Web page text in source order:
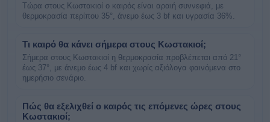
Τώρα στους Κωστακιοί ο καιρός είναι αραιή συννεφιά, με
θερμοκρασία περίπου 35°, άνεμο έως 3 bf και υγρασία 36%.
Τι καιρό θα κάνει σήμερα στους Κωστακιοί;
Σήμερα στους Κωστακιοί η θερμοκρασία προβλέπεται από 21°
έως 37°, με άνεμο έως 4 bf και χωρίς αξιόλογα φαινόμενα στο
ημερήσιο σενάριο.
Πώς θα εξελιχθεί ο καιρός τις επόμενες ώρες στους
Κωστακιοί;